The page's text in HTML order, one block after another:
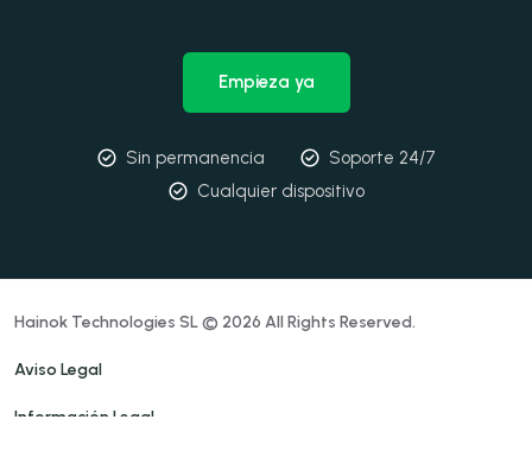
Empieza ya
Sin permanencia
Soporte 24/7
Cualquier dispositivo
Hainok Technologies SL © 2026 All Rights Reserved.
Aviso Legal
Información Legal